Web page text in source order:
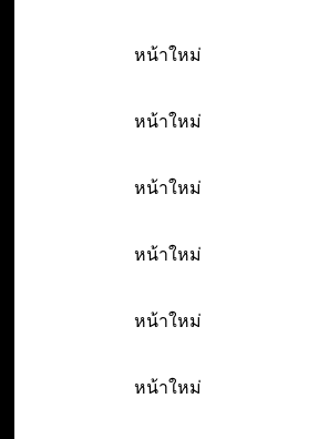
หน้าใหม่
หน้าใหม่
หน้าใหม่
หน้าใหม่
หน้าใหม่
หน้าใหม่